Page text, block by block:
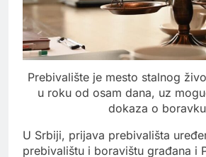
Prebivalište je mesto stalnog
u roku od osam dana, uz
dokaza o
U Srbiji, prijava prebivališta
prebivalištu i boravištu građana i